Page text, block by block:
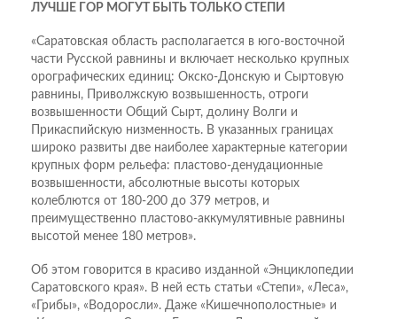
ЛУЧШЕ ГОР МОГУТ БЫТЬ ТОЛЬКО СТЕПИ
«Саратовская область располагается в юго-восточной
части Русской равнины и включает несколько крупных
орографических единиц: Окско-Донскую и Сыртовую
равнины, Приволжскую возвышенность, отроги
возвышенности Общий Сырт, долину Волги и
Прикаспийскую низменность. В указанных границах
широко развиты две наиболее характерные категории
крупных форм рельефа: пластово-денудационные
возвышенности, абсолютные высоты которых
колеблются от 180-200 до 379 метров, и
преимущественно пластово-аккумулятивные равнины
высотой менее 180 метров».
Об этом говорится в красиво изданной «Энциклопедии
Саратовского края». В ней есть статьи «Степи», «Леса»,
«Грибы», «Водоросли». Даже «Кишечнополостные» и